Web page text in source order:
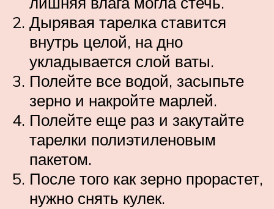
Дырявая тарелка ставится
внутрь целой, на дно
укладывается слой ваты.
Полейте все водой, засыпьте
зерно и накройте марлей.
Полейте еще раз и закутайте
тарелки полиэтиленовым
пакетом.
После того как зерно прорастет,
нужно снять кулек.